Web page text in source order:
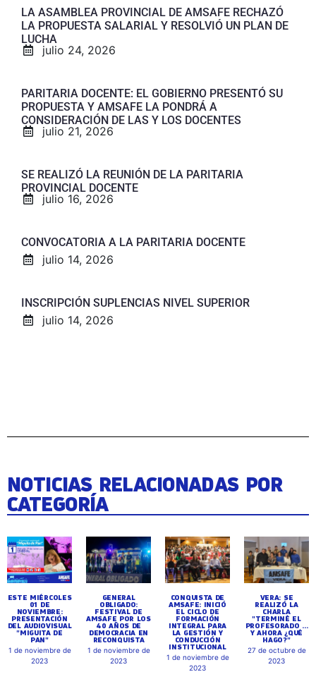
LA ASAMBLEA PROVINCIAL DE AMSAFE RECHAZÓ
LA PROPUESTA SALARIAL Y RESOLVIÓ UN PLAN DE
LUCHA
julio 24, 2026
PARITARIA DOCENTE: EL GOBIERNO PRESENTÓ SU
PROPUESTA Y AMSAFE LA PONDRÁ A
CONSIDERACIÓN DE LAS Y LOS DOCENTES
julio 21, 2026
SE REALIZÓ LA REUNIÓN DE LA PARITARIA
PROVINCIAL DOCENTE
julio 16, 2026
CONVOCATORIA A LA PARITARIA DOCENTE
julio 14, 2026
INSCRIPCIÓN SUPLENCIAS NIVEL SUPERIOR
julio 14, 2026
NOTICIAS RELACIONADAS POR
CATEGORÍA
ESTE MIÉRCOLES
01 DE
NOVIEMBRE:
PRESENTACIÓN
DEL AUDIOVISUAL
"MIGUITA DE
PAN"
1 de noviembre de
2023
GENERAL
OBLIGADO:
FESTIVAL DE
AMSAFE POR LOS
40 AÑOS DE
DEMOCRACIA EN
RECONQUISTA
1 de noviembre de
2023
CONQUISTA DE
AMSAFE: INICIÓ
EL CICLO DE
FORMACIÓN
INTEGRAL PARA
LA GESTIÓN Y
CONDUCCIÓN
INSTITUCIONAL
1 de noviembre de
2023
VERA: SE
REALIZÓ LA
CHARLA
"TERMINÉ EL
PROFESORADO ...
Y AHORA ¿QUÉ
HAGO?"
27 de octubre de
2023